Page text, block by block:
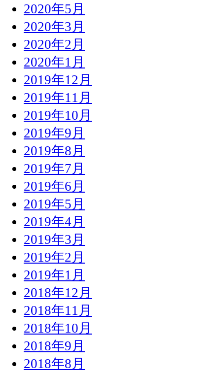
2020年5月
2020年3月
2020年2月
2020年1月
2019年12月
2019年11月
2019年10月
2019年9月
2019年8月
2019年7月
2019年6月
2019年5月
2019年4月
2019年3月
2019年2月
2019年1月
2018年12月
2018年11月
2018年10月
2018年9月
2018年8月